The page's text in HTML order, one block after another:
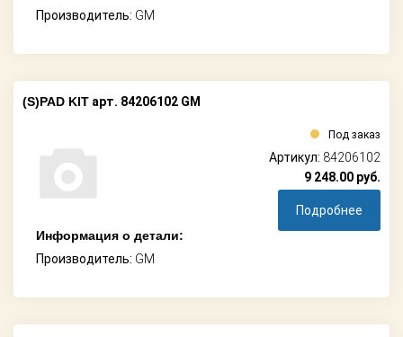
Производитель: GM
(S)PAD KIT арт. 84206102 GM
Информация о детали:
Производитель: GM
Под заказ
Артикул: 84206102
9 248.00 руб.
Подробнее